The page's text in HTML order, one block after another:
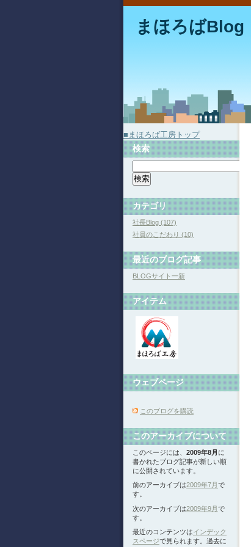
まほろばBlog
■まほろば工房トップ
検索
カテゴリ
社長Blog (107)
社員のこだわり (10)
最近のブログ記事
BLOGサイト一新
アイテム
ウェブページ
このブログを購読
このアーカイブについて
このページには、 2009年8月 に
書かれたブログ記事が新しい順
に公開されています。
前のアーカイブは2009年7月 で
す。
次のアーカイブは2009年9月で
す。
最近のコンテンツはインデック
スページで見られます。過去に